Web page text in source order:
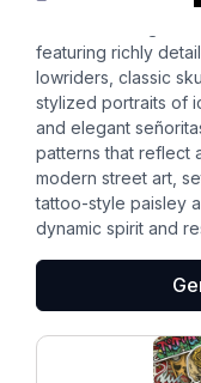
A vibrant collage of
featuring richly
lowriders, classic
stylized portraits of
and elegant
patterns that reflect
modern street art,
tattoo-style paisley
dynamic spirit and